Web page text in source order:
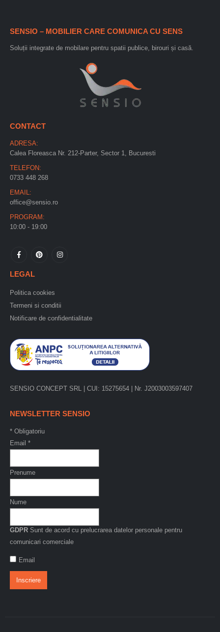
SENSIO – MOBILIER CARE COMUNICA CU SENS
Soluții integrate de mobilare pentru spatii publice, birouri și casă.
CONTACT
ADRESA:
Calea Floreasca Nr. 212-Parter, Sector 1, Bucuresti
TELEFON:
0733 448 268
EMAIL:
office@sensio.ro
PROGRAM:
10:00 - 19:00
LEGAL
Politica cookies
Termeni si conditii
Notificare de confidentialitate
SENSIO CONCEPT SRL | CUI: 15275654 | Nr. J2003003597407
NEWSLETTER SENSIO
* Obligatoriu
Email *
Prenume
Nume
GDPR Sunt de acord cu prelucrarea datelor personale pentru
comunicari comerciale
Email